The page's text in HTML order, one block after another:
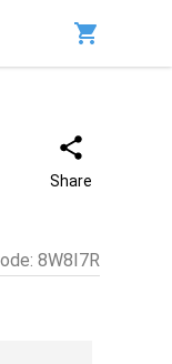
Share
: 8W8I7R